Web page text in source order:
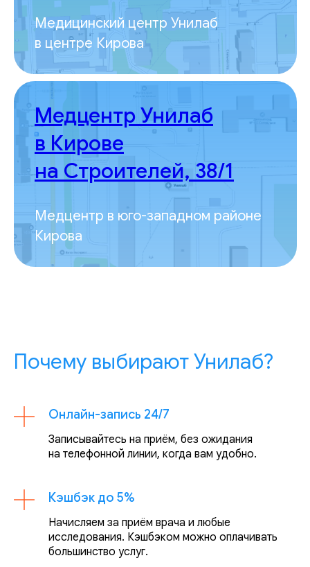
Медицинский центр Унилаб
в центре Кирова
Медцентр Унилаб
в Кирове
на Строителей, 38/1
Медцентр в юго-западном районе
Кирова
Почему выбирают Унилаб?
Онлайн-запись 24/7
Записывайтесь на приём, без ожидания
на телефонной линии, когда вам удобно.
Кэшбэк до 5%
Начисляем за приём врача и любые
исследования. Кэшбэком можно оплачивать
большинство услуг.